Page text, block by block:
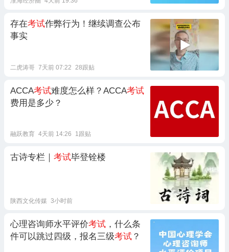
存在考试作弊行为！继续调查公布
事实
二虎涛哥 7天前 07:22 28跟贴
ACCA考试难度怎么样？ACCA考试
费用是多少？
融跃教育 4天前 14:26 1跟贴
古诗专栏｜ 考试毕登铨楼
陕西文化传媒 3小时前
心理咨询师水平评价考试 ，什么条
件可以跳过四级，报名三级考试 ？